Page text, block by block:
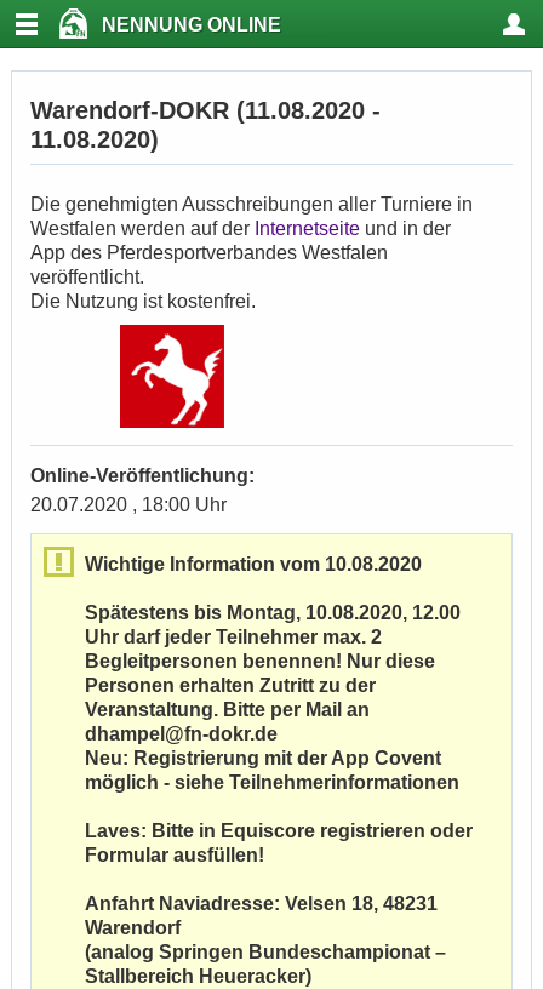
NENNUNG ONLINE
Warendorf-DOKR (11.08.2020 -
11.08.2020)
Die genehmigten Ausschreibungen aller Turniere in
Westfalen werden auf der Internetseite und in der
App des Pferdesportverbandes Westfalen
veröffentlicht.
Die Nutzung ist kostenfrei.
Online-Veröffentlichung:
20.07.2020 , 18:00 Uhr
Wichtige Information vom 10.08.2020
Spätestens bis Montag, 10.08.2020, 12.00
Uhr darf jeder Teilnehmer max. 2
Begleitpersonen benennen! Nur diese
Personen erhalten Zutritt zu der
Veranstaltung. Bitte per Mail an
dhampel@fn-dokr.de
Neu: Registrierung mit der App Covent
möglich - siehe Teilnehmerinformationen
Laves: Bitte in Equiscore registrieren oder
Formular ausfüllen!
Anfahrt Naviadresse: Velsen 18, 48231
Warendorf
(analog Springen Bundeschampionat –
Stallbereich Heueracker)